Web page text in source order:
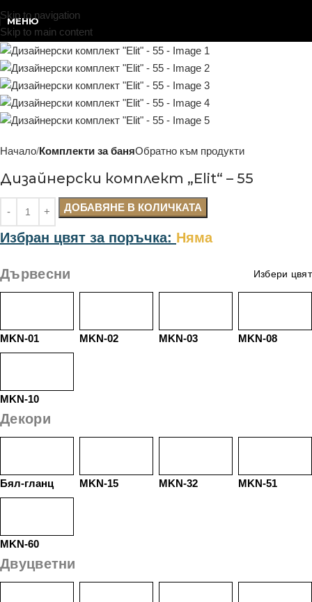
Skip to navigation
Skip to main content
МЕНЮ
Начало Комплекти за баняОбратно към продукти
Дизайнерски комплект „Elit“ – 55
ДОБАВЯНЕ В КОЛИЧКАТА
Избран цвят за поръчка: Няма
Дървесни Избери цвят
MKN-01 MKN-02 MKN-03 MKN-08
MKN-10
Декори
Бял-гланц MKN-15 MKN-32 MKN-51
MKN-60
Двуцветни